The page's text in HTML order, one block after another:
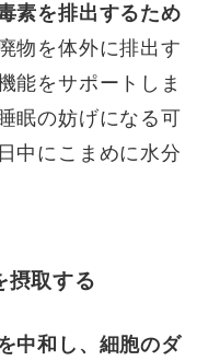
素を排出するため
物を体外に排出す
能をサポートしま
眠の妨げになる可
中にこまめに水分
摂取する
中和し、細胞のダ